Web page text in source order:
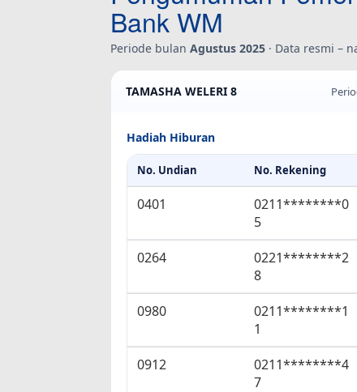
Bank WM
Periode bulan Agustus 2025 · Data resmi –
TAMASHA WELERI 8
Hadiah Hiburan
No. Undian No. Rekening
0401
0211********0
5
0264
0221********2
8
0980
0211********1
1
0912
0211********4
7